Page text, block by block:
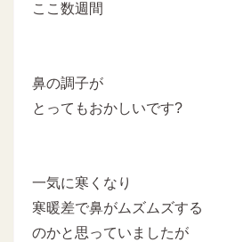
ここ数週間
鼻の調子が
とってもおかしいです?
一気に寒くなり
寒暖差で鼻がムズムズする
のかと思っていましたが